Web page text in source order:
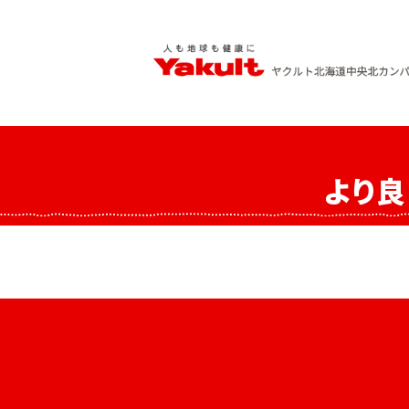
content
ヤクルト北海道中央 北カンパニー
人も地球も健康に
より